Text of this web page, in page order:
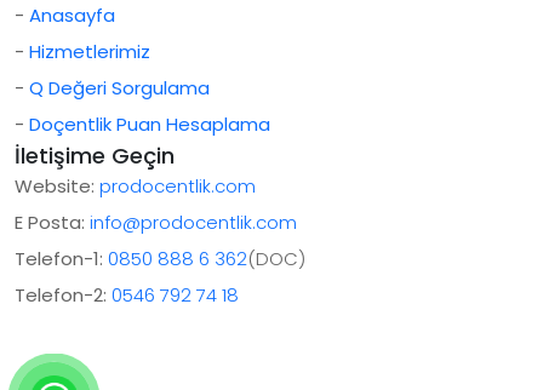
- Anasayfa
- Hizmetlerimiz
- Q Değeri Sorgulama
- Doçentlik Puan Hesaplama
İletişime Geçin
Website: prodocentlik.com
E Posta: info@prodocentlik.com
Telefon-1: 0850 888 6 362(DOC)
Telefon-2: 0546 792 74 18